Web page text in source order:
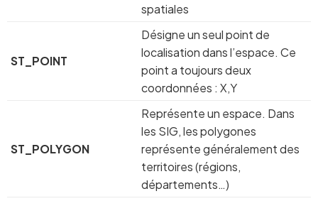
spatiales
ST_POINT
Désigne un seul point de
localisation dans l’espace. Ce
point a toujours deux
coordonnées : X,Y
ST_POLYGON
Représente un espace. Dans
les SIG, les polygones
représente généralement des
territoires (régions,
départements…)